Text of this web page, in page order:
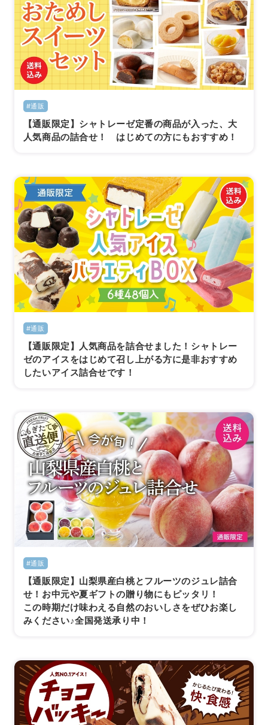
#通販
【通販限定】シャトレーゼ定番の商品が入った、大
人気商品の詰合せ！ はじめての方にもおすすめ！
#通販
【通販限定】人気商品を詰合せました！シャトレー
ゼのアイスをはじめて召し上がる方に是非おすすめ
したいアイス詰合せです！
#通販
【通販限定】山梨県産白桃とフルーツのジュレ詰合
せ！お中元や夏ギフトの贈り物にもピッタリ！
この時期だけ味わえる自然のおいしさをぜひお楽し
みください♪全国発送承り中！